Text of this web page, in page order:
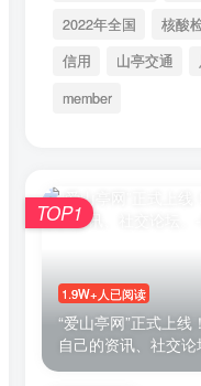
2022年全国
核酸
信用
山亭交通
member
1.9W+人已阅读
“爱山亭网”正式上
自己的资讯、社交论
TOP1